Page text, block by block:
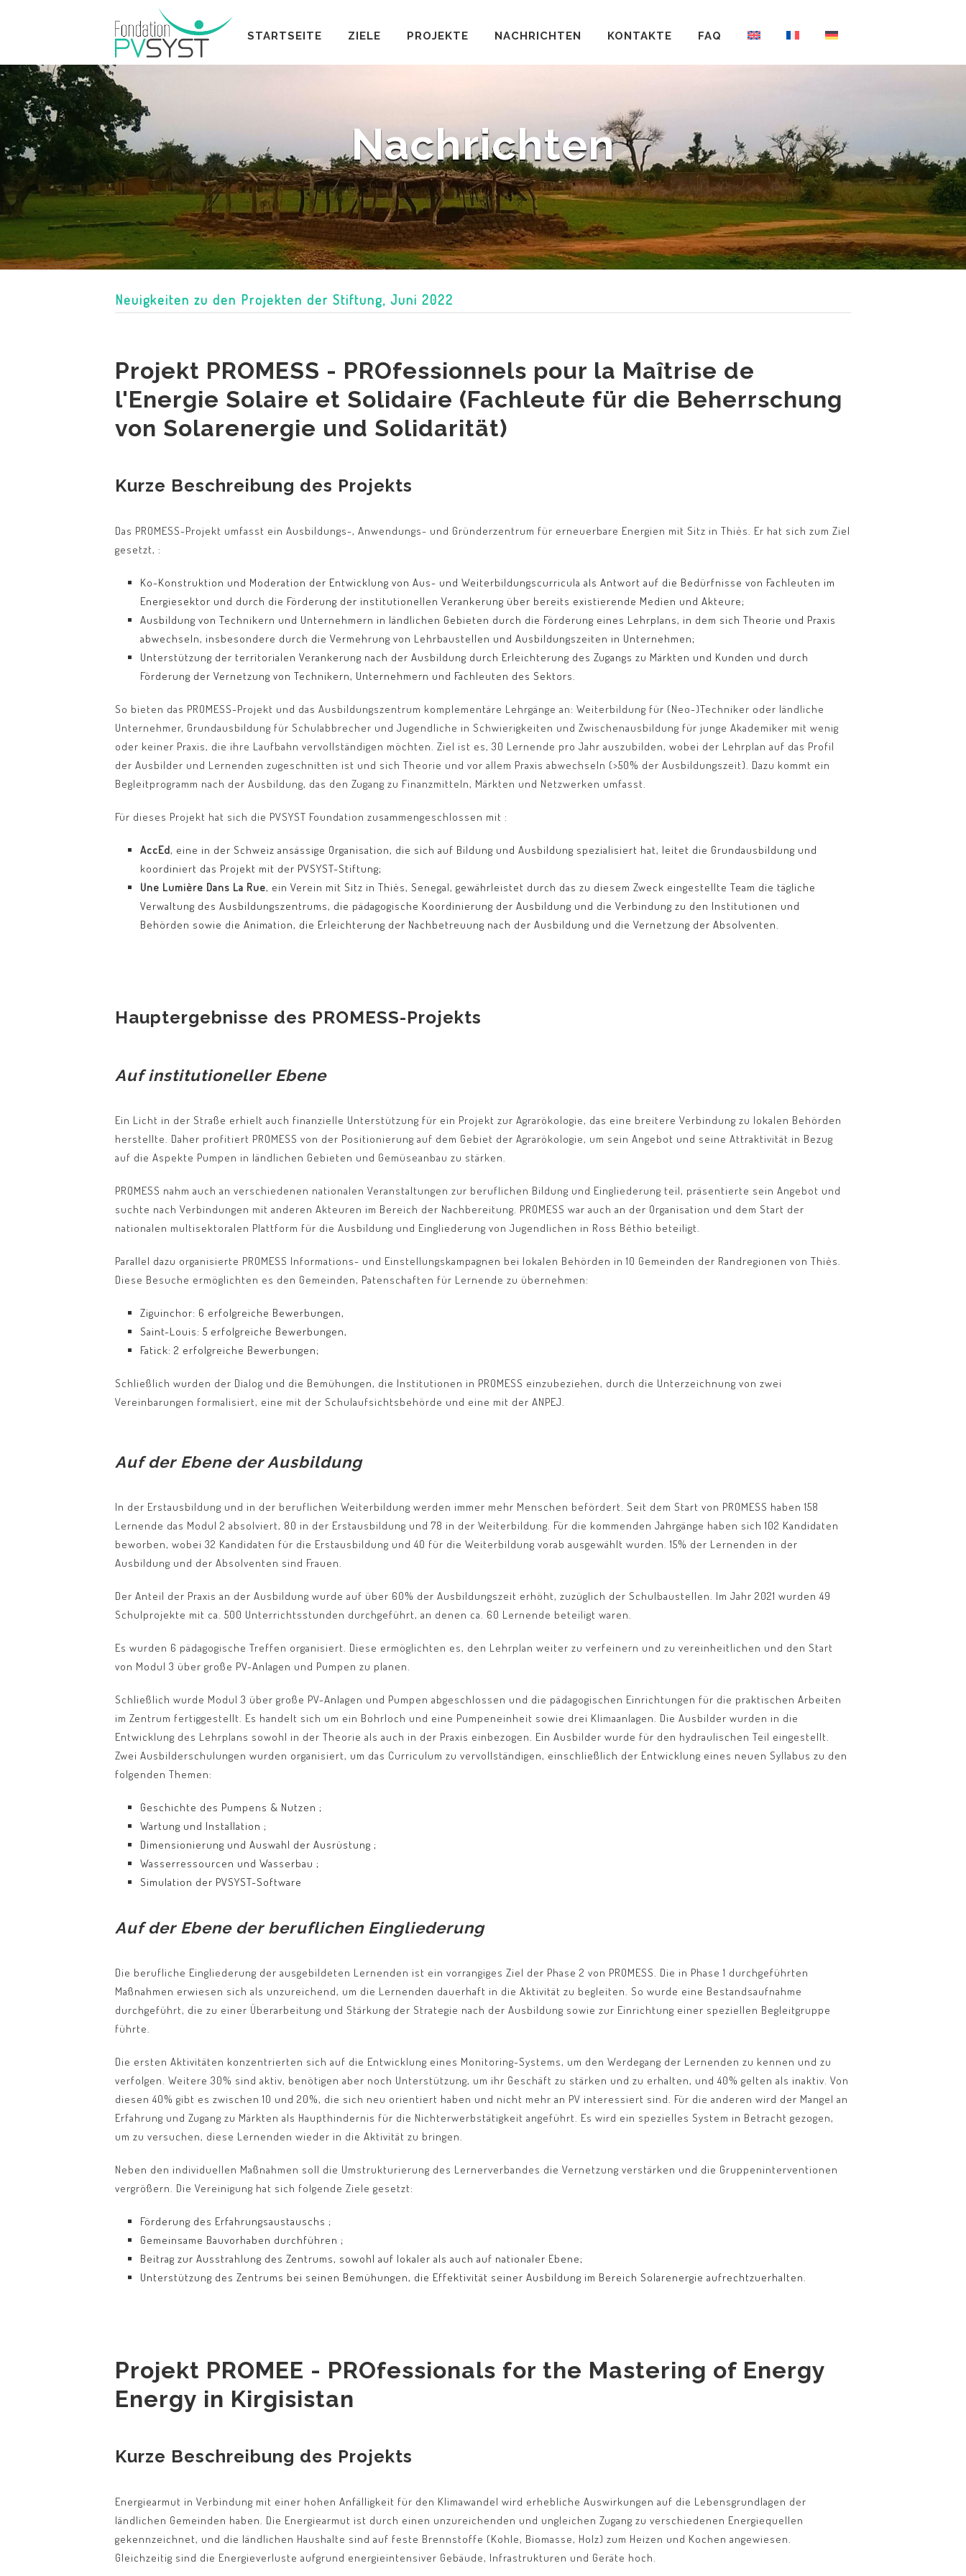
STARTSEITE ZIELE PROJEKTE NACHRICHTEN KONTAKTE FAQ
Nachrichten
Neuigkeiten zu den Projekten der Stiftung, Juni 2022
Projekt PROMESS - PROfessionnels pour la Maîtrise de
l'Energie Solaire et Solidaire (Fachleute für die Beherrschung
von Solarenergie und Solidarität)
Kurze Beschreibung des Projekts
Das PROMESS-Projekt umfasst ein Ausbildungs-, Anwendungs- und Gründerzentrum für erneuerbare Energien mit Sitz in Thiès. Er hat sich zum Ziel
gesetzt, :
Ko-Konstruktion und Moderation der Entwicklung von Aus- und Weiterbildungscurricula als Antwort auf die Bedürfnisse von Fachleuten im
Energiesektor und durch die Förderung der institutionellen Verankerung über bereits existierende Medien und Akteure;
Ausbildung von Technikern und Unternehmern in ländlichen Gebieten durch die Förderung eines Lehrplans, in dem sich Theorie und Praxis
abwechseln, insbesondere durch die Vermehrung von Lehrbaustellen und Ausbildungszeiten in Unternehmen;
Unterstützung der territorialen Verankerung nach der Ausbildung durch Erleichterung des Zugangs zu Märkten und Kunden und durch
Förderung der Vernetzung von Technikern, Unternehmern und Fachleuten des Sektors.
So bieten das PROMESS-Projekt und das Ausbildungszentrum komplementäre Lehrgänge an: Weiterbildung für (Neo-)Techniker oder ländliche
Unternehmer, Grundausbildung für Schulabbrecher und Jugendliche in Schwierigkeiten und Zwischenausbildung für junge Akademiker mit wenig
oder keiner Praxis, die ihre Laufbahn vervollständigen möchten. Ziel ist es, 30 Lernende pro Jahr auszubilden, wobei der Lehrplan auf das Profil
der Ausbilder und Lernenden zugeschnitten ist und sich Theorie und vor allem Praxis abwechseln (>50% der Ausbildungszeit). Dazu kommt ein
Begleitprogramm nach der Ausbildung, das den Zugang zu Finanzmitteln, Märkten und Netzwerken umfasst.
Für dieses Projekt hat sich die PVSYST Foundation zusammengeschlossen mit :
AccEd, eine in der Schweiz ansässige Organisation, die sich auf Bildung und Ausbildung spezialisiert hat, leitet die Grundausbildung und
koordiniert das Projekt mit der PVSYST-Stiftung;
Une Lumière Dans La Rue, ein Verein mit Sitz in Thiès, Senegal, gewährleistet durch das zu diesem Zweck eingestellte Team die tägliche
Verwaltung des Ausbildungszentrums, die pädagogische Koordinierung der Ausbildung und die Verbindung zu den Institutionen und
Behörden sowie die Animation, die Erleichterung der Nachbetreuung nach der Ausbildung und die Vernetzung der Absolventen.
Hauptergebnisse des PROMESS-Projekts
Auf institutioneller Ebene
Ein Licht in der Straße erhielt auch finanzielle Unterstützung für ein Projekt zur Agrarökologie, das eine breitere Verbindung zu lokalen Behörden
herstellte. Daher profitiert PROMESS von der Positionierung auf dem Gebiet der Agrarökologie, um sein Angebot und seine Attraktivität in Bezug
auf die Aspekte Pumpen in ländlichen Gebieten und Gemüseanbau zu stärken.
PROMESS nahm auch an verschiedenen nationalen Veranstaltungen zur beruflichen Bildung und Eingliederung teil, präsentierte sein Angebot und
suchte nach Verbindungen mit anderen Akteuren im Bereich der Nachbereitung. PROMESS war auch an der Organisation und dem Start der
nationalen multisektoralen Plattform für die Ausbildung und Eingliederung von Jugendlichen in Ross Béthio beteiligt.
Parallel dazu organisierte PROMESS Informations- und Einstellungskampagnen bei lokalen Behörden in 10 Gemeinden der Randregionen von Thiès.
Diese Besuche ermöglichten es den Gemeinden, Patenschaften für Lernende zu übernehmen:
Ziguinchor: 6 erfolgreiche Bewerbungen,
Saint-Louis: 5 erfolgreiche Bewerbungen,
Fatick: 2 erfolgreiche Bewerbungen;
Schließlich wurden der Dialog und die Bemühungen, die Institutionen in PROMESS einzubeziehen, durch die Unterzeichnung von zwei
Vereinbarungen formalisiert, eine mit der Schulaufsichtsbehörde und eine mit der ANPEJ.
Auf der Ebene der Ausbildung
In der Erstausbildung und in der beruflichen Weiterbildung werden immer mehr Menschen befördert. Seit dem Start von PROMESS haben 158
Lernende das Modul 2 absolviert, 80 in der Erstausbildung und 78 in der Weiterbildung. Für die kommenden Jahrgänge haben sich 102 Kandidaten
beworben, wobei 32 Kandidaten für die Erstausbildung und 40 für die Weiterbildung vorab ausgewählt wurden. 15% der Lernenden in der
Ausbildung und der Absolventen sind Frauen.
Der Anteil der Praxis an der Ausbildung wurde auf über 60% der Ausbildungszeit erhöht, zuzüglich der Schulbaustellen. Im Jahr 2021 wurden 49
Schulprojekte mit ca. 500 Unterrichtsstunden durchgeführt, an denen ca. 60 Lernende beteiligt waren.
Es wurden 6 pädagogische Treffen organisiert. Diese ermöglichten es, den Lehrplan weiter zu verfeinern und zu vereinheitlichen und den Start
von Modul 3 über große PV-Anlagen und Pumpen zu planen.
Schließlich wurde Modul 3 über große PV-Anlagen und Pumpen abgeschlossen und die pädagogischen Einrichtungen für die praktischen Arbeiten
im Zentrum fertiggestellt. Es handelt sich um ein Bohrloch und eine Pumpeneinheit sowie drei Klimaanlagen. Die Ausbilder wurden in die
Entwicklung des Lehrplans sowohl in der Theorie als auch in der Praxis einbezogen. Ein Ausbilder wurde für den hydraulischen Teil eingestellt.
Zwei Ausbilderschulungen wurden organisiert, um das Curriculum zu vervollständigen, einschließlich der Entwicklung eines neuen Syllabus zu den
folgenden Themen:
Geschichte des Pumpens & Nutzen ;
Wartung und Installation ;
Dimensionierung und Auswahl der Ausrüstung ;
Wasserressourcen und Wasserbau ;
Simulation der PVSYST-Software
Auf der Ebene der beruflichen Eingliederung
Die berufliche Eingliederung der ausgebildeten Lernenden ist ein vorrangiges Ziel der Phase 2 von PROMESS. Die in Phase 1 durchgeführten
Maßnahmen erwiesen sich als unzureichend, um die Lernenden dauerhaft in die Aktivität zu begleiten. So wurde eine Bestandsaufnahme
durchgeführt, die zu einer Überarbeitung und Stärkung der Strategie nach der Ausbildung sowie zur Einrichtung einer speziellen Begleitgruppe
führte.
Die ersten Aktivitäten konzentrierten sich auf die Entwicklung eines Monitoring-Systems, um den Werdegang der Lernenden zu kennen und zu
verfolgen. Weitere 30% sind aktiv, benötigen aber noch Unterstützung, um ihr Geschäft zu stärken und zu erhalten, und 40% gelten als inaktiv. Von
diesen 40% gibt es zwischen 10 und 20%, die sich neu orientiert haben und nicht mehr an PV interessiert sind. Für die anderen wird der Mangel an
Erfahrung und Zugang zu Märkten als Haupthindernis für die Nichterwerbstätigkeit angeführt. Es wird ein spezielles System in Betracht gezogen,
um zu versuchen, diese Lernenden wieder in die Aktivität zu bringen.
Neben den individuellen Maßnahmen soll die Umstrukturierung des Lernerverbandes die Vernetzung verstärken und die Gruppeninterventionen
vergrößern. Die Vereinigung hat sich folgende Ziele gesetzt:
Förderung des Erfahrungsaustauschs ;
Gemeinsame Bauvorhaben durchführen ;
Beitrag zur Ausstrahlung des Zentrums, sowohl auf lokaler als auch auf nationaler Ebene;
Unterstützung des Zentrums bei seinen Bemühungen, die Effektivität seiner Ausbildung im Bereich Solarenergie aufrechtzuerhalten.
Projekt PROMEE - PROfessionals for the Mastering of Energy
Energy in Kirgisistan
Kurze Beschreibung des Projekts
Energiearmut in Verbindung mit einer hohen Anfälligkeit für den Klimawandel wird erhebliche Auswirkungen auf die Lebensgrundlagen der
ländlichen Gemeinden haben. Die Energiearmut ist durch einen unzureichenden und ungleichen Zugang zu verschiedenen Energiequellen
gekennzeichnet, und die ländlichen Haushalte sind auf feste Brennstoffe (Kohle, Biomasse, Holz) zum Heizen und Kochen angewiesen.
Gleichzeitig sind die Energieverluste aufgrund energieintensiver Gebäude, Infrastrukturen und Geräte hoch.